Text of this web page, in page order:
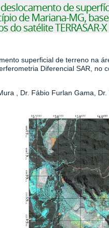
de
de Mariana-MG,
do satélite TERRASAR-X
superficial de terreno na
Diferencial SAR, no
, Dr. Fábio Furlan Gama,